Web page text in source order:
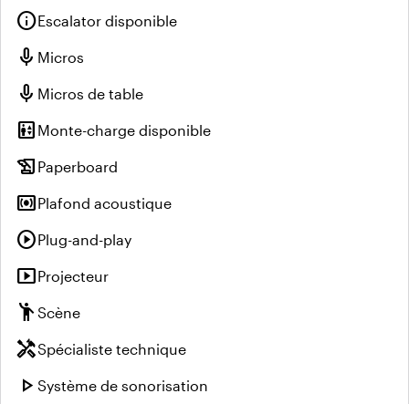
infoEscalator disponible
mic Micros
mic Micros de table
elevator Monte-charge disponible
history_edu Paperboard
surround_soundPlafond acoustique
play_circlePlug-and-play
smart_displayProjecteur
emoji_peopleScène
handymanSpécialiste technique
play_arrow Système de sonorisation